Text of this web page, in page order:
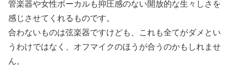
管楽器や女性ボーカルも抑圧感のない開放的な生々しさを
感じさせてくれるものです。
合わないものは弦楽器ですけども、これも全てがダメとい
うわけではなく、オフマイクのほうが合うのかもしれませ
ん。